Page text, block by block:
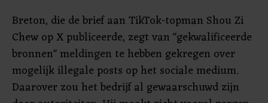
Breton, die de brief aan TikTok-topman Shou Zi
Chew op X publiceerde, zegt van "gekwalificeerde
bronnen" meldingen te hebben gekregen over
mogelijk illegale posts op het sociale medium.
Daarover zou het bedrijf al gewaarschuwd zijn